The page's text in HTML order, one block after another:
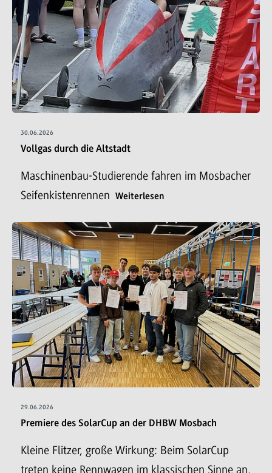
30.06.2026
Vollgas durch die Altstadt
Maschinenbau-Studierende fahren im Mosbacher
Seifenkistenrennen
Weiterlesen
29.06.2026
Premiere des SolarCup an der DHBW Mosbach
Kleine Flitzer, große Wirkung: Beim SolarCup
treten keine Rennwagen im klassischen Sinne an,